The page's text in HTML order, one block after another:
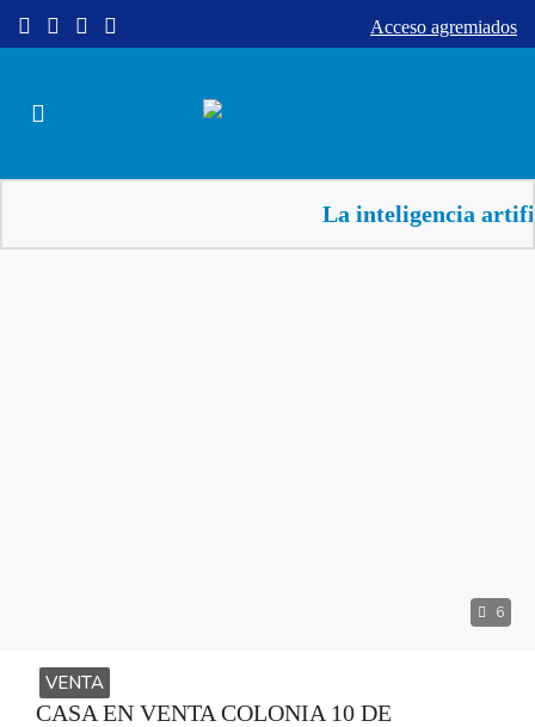
Acceso agremiados
La inteligencia artificial
6
VENTA
CASA EN VENTA COLONIA 10 DE